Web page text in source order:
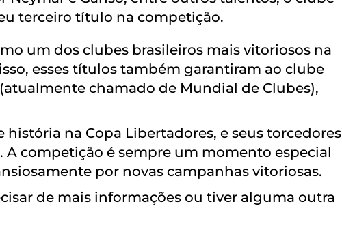
terceiro título na competição.
um dos clubes brasileiros mais vitoriosos na
esses títulos também garantiram ao clube
chamado de Mundial de Clubes),
na Copa Libertadores, e seus torcedores
competição é sempre um momento especial
por novas campanhas vitoriosas.
de mais informações ou tiver alguma outra